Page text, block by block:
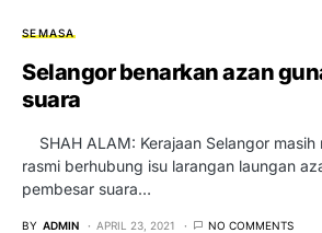
SEMASA
Selangor benarkan azan
suara
SHAH ALAM: Kerajaan Selangor masih
rasmi berhubung isu larangan laungan
pembesar suara…
BY ADMIN APRIL 23, 2021 NO COMMENTS